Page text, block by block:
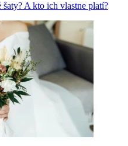
A kto ich vlastne platí?